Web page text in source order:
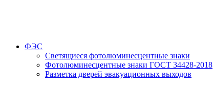
ФЭС
Светящиеся фотолюминесцентные знаки
Фотолюминесцентные знаки ГОСТ 34428-2018
Разметка дверей эвакуационных выходов